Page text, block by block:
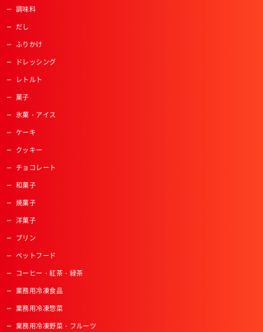
調味料
だし
ふりかけ
ドレッシング
レトルト
菓子
氷菓・アイス
ケーキ
クッキー
チョコレート
和菓子
焼菓子
洋菓子
プリン
ペットフード
コーヒー・紅茶・緑茶
業務用冷凍食品
業務用冷凍惣菜
業務用冷凍野菜・フルーツ